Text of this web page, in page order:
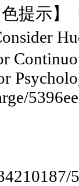
提示】